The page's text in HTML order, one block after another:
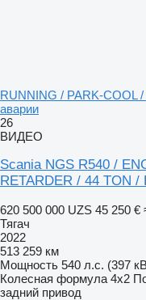
RUNNING / PARK-COOL
аварии
26
ВИДЕО
Scania NGS R540 /
RETARDER / 44 TON /
620 500 000 UZS 45 250 €
Тягач
2022
513 259 км
Мощность 540 л.с. (397
Колесная формула 4x2
задний привод